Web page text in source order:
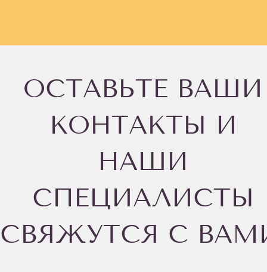
ОСТАВЬТЕ ВАШИ
КОНТАКТЫ И
НАШИ
СПЕЦИАЛИСТЫ
СВЯЖУТСЯ С